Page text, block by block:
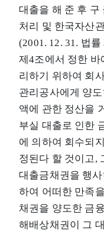
대출을 해 준 후 구
처리 및 한국자산
(2001. 12. 31. 법
제4조에서 정한 바
리하기 위하여 회
관리공사에게 양
액에 관한 정산을
부실 대출로 인한
에 의하여 회수되
정된다 할 것이고,
대출금채권을 행
하여 어떠한 만족
채권을 양도한 금
해배상채권이 그